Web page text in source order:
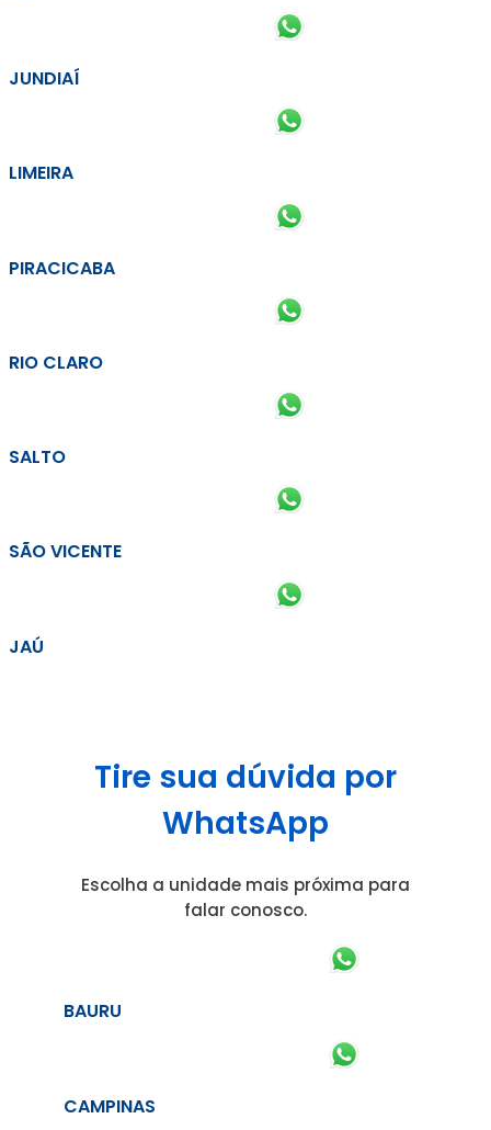
JUNDIAÍ
LIMEIRA
PIRACICABA
RIO CLARO
SALTO
SÃO VICENTE
JAÚ
Tire sua dúvida por
WhatsApp
Escolha a unidade mais próxima para
falar conosco.
BAURU
CAMPINAS